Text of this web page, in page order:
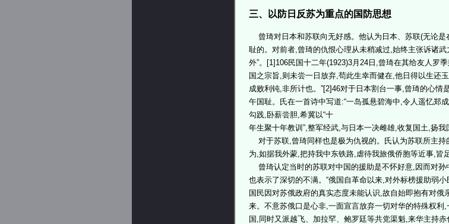
三、以防日反苏为重点的国防思想
曾琦对日本和苏联向无好感。他认为日本、苏联(无论
耻的。对前者,曾琦的仇恨心理从未稍减过,始终主张诉诸
外”。[1]106民国十二年(1923)3月24日,曾琦在其给友人罗
国之宗旨,则未尝一日放弃,苟此生幸而健在,他日得以生还
成败利钝,非所计也。”[2]46对于日本割台一事,曾琦的心
午国耻。氏在一首诗中写道:“一岛孤悬碧海中,令人遥忆郑
勾践,卧薪尝胆,希冀以“十
年生聚十年教训”,整军经武,与日本一决雌雄,收复国土,扬我
对于苏联,曾琦同样也是极为仇视的。氏认为苏联所主持
为,如据我外蒙,把持我中东铁路,虐待我旅俄侨胞等近事,皆
曾琦认定当时的苏联对中国的援助是不怀好意,因而对
也表示了深切的不满。“俄国自革命以来,对外标榜援助弱
国民因对苏俄政府的真实态度未能认识,故自始即抱有对
来。不意苏俄口是心非,一面宣言放弃一切对华的特殊权
国,同时又派越飞、加拉罕、鲍罗廷等共党渠魁,来华主持赤